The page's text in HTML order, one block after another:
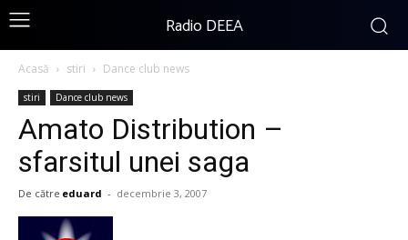
Radio DEEA
Acasă stiri Dance club news
stiri Dance club news
Amato Distribution –
sfarsitul unei saga
De către eduard - decembrie 3, 2007